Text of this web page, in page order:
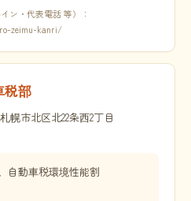
ン・代表電話 等）：
zeimu-kanri/
税部
幌市北区北22条西2丁目
自動車税環境性能割